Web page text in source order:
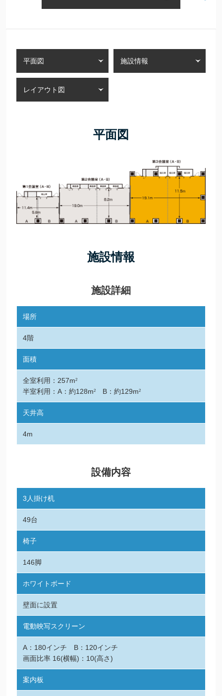
平面図 施設情報
レイアウト図
平面図
施設情報
施設詳細
場所
4階
面積
全室利用：257m2
半室利用：A：約128m2 B：約129m2
天井高
4m
設備内容
3人掛け机
49台
椅子
146脚
ホワイトボード
壁面に設置
電動映写スクリーン
A：180インチ B：120インチ
画面比率 16(横幅)：10(高さ)
案内板